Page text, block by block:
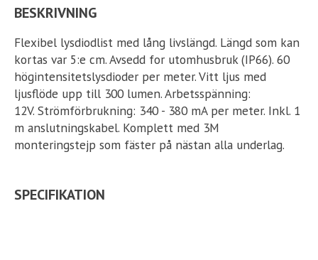
BESKRIVNING
Flexibel lysdiodlist med lång livslängd. Längd som kan
kortas var 5:e cm. Avsedd for utomhusbruk (IP66). 60
högintensitetslysdioder per meter. Vitt ljus med
ljusflöde upp till 300 lumen. Arbetsspänning:
12V. Strömförbrukning: 340 - 380 mA per meter. Inkl. 1
m anslutningskabel. Komplett med 3M
monteringstejp som fäster på nästan alla underlag.
SPECIFIKATION